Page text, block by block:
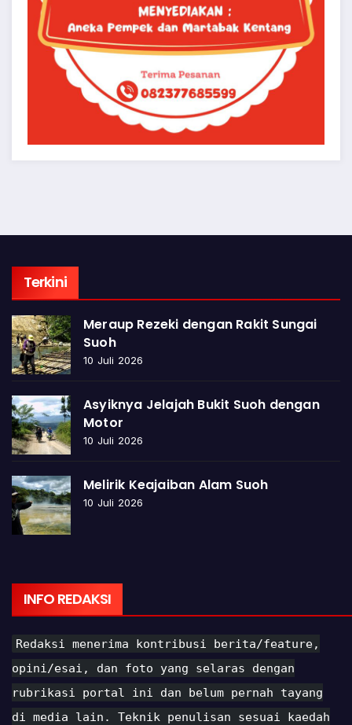
Terkini
Meraup Rezeki dengan Rakit Sungai
Suoh
10 Juli 2026
Asyiknya Jelajah Bukit Suoh dengan
Motor
10 Juli 2026
Melirik Keajaiban Alam Suoh
10 Juli 2026
INFO REDAKSI
Redaksi menerima kontribusi berita/feature,
opini/esai, dan foto yang selaras dengan
rubrikasi portal ini dan belum pernah tayang
di media lain. Teknik penulisan sesuai kaedah